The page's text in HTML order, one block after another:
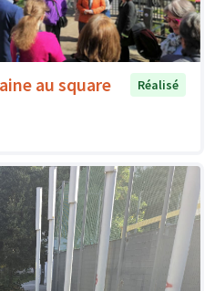
au square
Réalisé